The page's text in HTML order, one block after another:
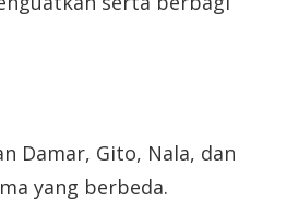
Damar, Gito, Nala, dan
yang berbeda.